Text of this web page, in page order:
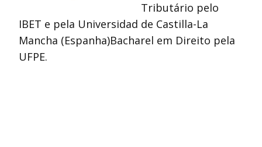
Tributário pelo
IBET e pela Universidad de Castilla-La
Mancha (Espanha)Bacharel em Direito pela
UFPE.